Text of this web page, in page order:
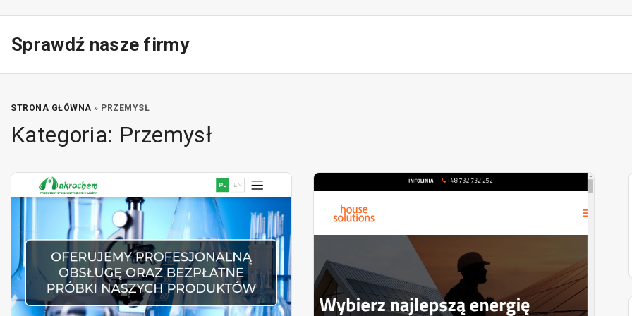
Sprawdź nasze firmy
STRONA GŁÓWNA » PRZEMYSŁ
Kategoria: Przemysł